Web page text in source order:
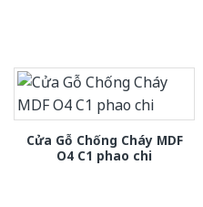
Cửa Gỗ Chống Cháy MDF
O4 C1 phao chi